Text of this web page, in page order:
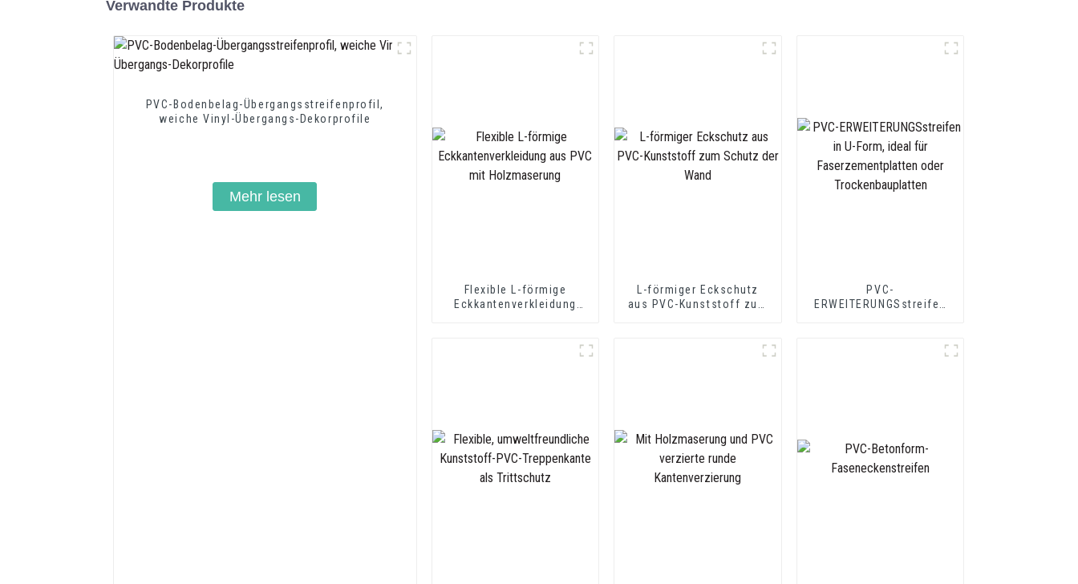
Verwandte Produkte
PVC-Bodenbelag-Übergangsstreifenprofil,
weiche Vinyl-Übergangs-Dekorprofile
Mehr lesen
Flexible L-förmige
Eckkantenverkleidung
L-förmiger Eckschutz
aus PVC-Kunststoff zum
PVC-
ERWEITERUNGSstreifen